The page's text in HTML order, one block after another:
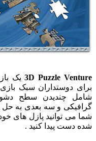
3D Puzzleیک بازی
دوستداران سبک بازی
چندیدن سطح دشواری
و سه بعدی به حل
می توانید پازل های خود را
دست پیدا کنید .